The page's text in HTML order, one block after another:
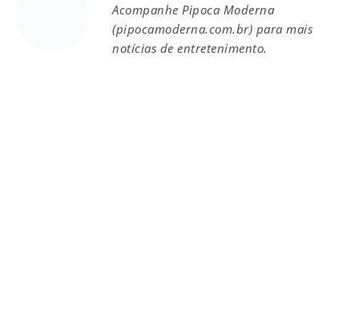
Acompanhe Pipoca Moderna
(pipocamoderna.com.br) para mais
notícias de entretenimento.